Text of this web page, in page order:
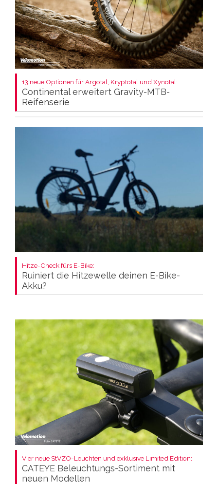
13 neue Optionen für Argotal, Kryptotal und Xynotal:
Continental erweitert Gravity-MTB-
Reifenserie
Hitze-Check fürs E-Bike:
Ruiniert die Hitzewelle deinen E-Bike-
Akku?
Vier neue StVZO-Leuchten und exklusive Limited Edition:
CATEYE Beleuchtungs-Sortiment mit
neuen Modellen